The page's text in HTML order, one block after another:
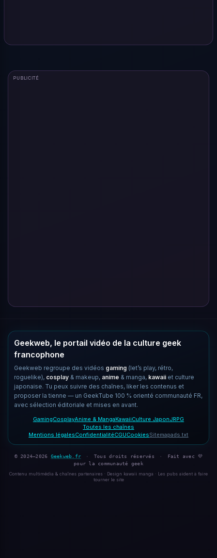
PUBLICITÉ
Geekweb, le portail vidéo de la culture geek
francophone
Geekweb regroupe des vidéos gaming (let’s play, rétro,
roguelike), cosplay & makeup, anime & manga, kawaii et culture
japonaise. Tu peux suivre des chaînes, liker les contenus et
proposer la tienne — un GeekTube 100 % orienté communauté FR,
avec sélection éditoriale et mises en avant.
GamingCosplayAnime & MangaKawaiiCulture JaponJRPG
Toutes les chaînes
Mentions légalesConfidentialitéCGUCookiesSitemapads.txt
© 2024–2026 Geekweb.fr · Tous droits réservés ·
Fait avec 💜
pour la communauté geek
Contenu multimédia & chaînes partenaires · Design kawaii manga · Les pubs aident à faire
tourner le site